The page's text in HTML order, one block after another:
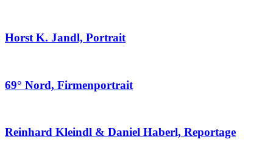
Horst K. Jandl, Portrait
69° Nord, Firmenportrait
Reinhard Kleindl & Daniel Haberl, Reportage